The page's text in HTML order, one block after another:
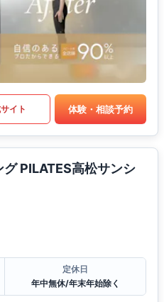
イト 体験・相談予約
PILATES高松サンシ
定休日
年中無休/年末年始除く